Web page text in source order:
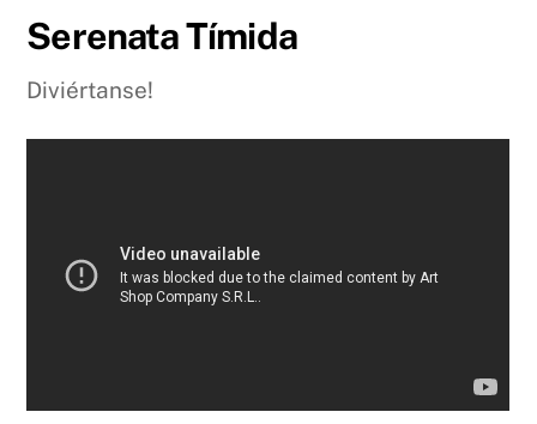
Serenata Tímida
Diviértanse!